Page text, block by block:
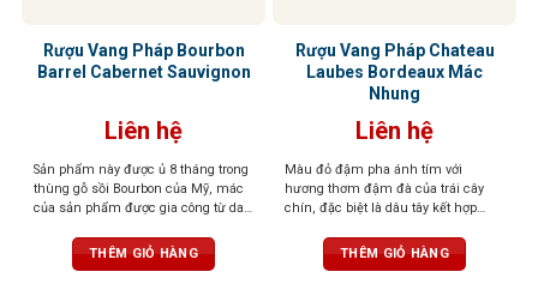
Rượu Vang Pháp Bourbon
Barrel Cabernet Sauvignon
Liên hệ
Sản phẩm này được ủ 8 tháng trong
thùng gỗ sồi Bourbon của Mỹ, mác
của sản phẩm được gia công từ da
tượng và vô cùng sang trọng, Rượu
phản chiếu màu hồng ngọc. Mùi
THÊM GIỎ HÀNG
Rượu Vang Pháp Chateau
Laubes Bordeaux Mác
Nhung
Liên hệ
Màu đỏ đậm pha ánh tím với
hương thơm đậm đà của trái cây
chín, đặc biệt là dâu tây kết hợp
Pháp. Tannin cân bằng, tinh tế, tròn
trịa, hậu vị kéo dài, đậm đà
THÊM GIỎ HÀNG